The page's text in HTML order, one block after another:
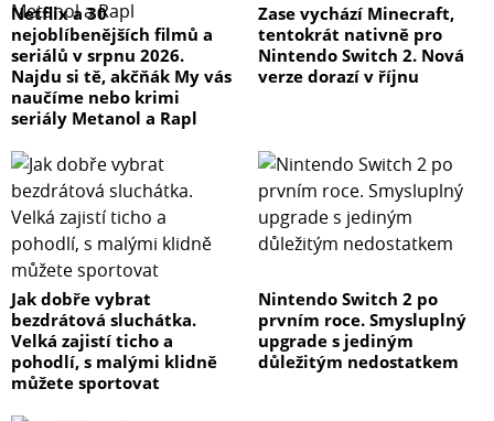
Netflix a 30
nejoblíbenějších filmů a
seriálů v srpnu 2026.
Najdu si tě, akčňák My vás
naučíme nebo krimi
seriály Metanol a Rapl
Zase vychází Minecraft,
tentokrát nativně pro
Nintendo Switch 2. Nová
verze dorazí v říjnu
Jak dobře vybrat
bezdrátová sluchátka.
Velká zajistí ticho a
pohodlí, s malými klidně
můžete sportovat
Nintendo Switch 2 po
prvním roce. Smysluplný
upgrade s jediným
důležitým nedostatkem